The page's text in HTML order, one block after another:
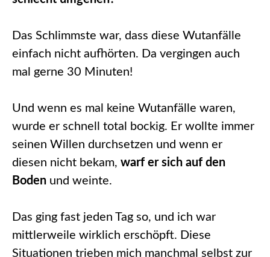
Das Schlimmste war, dass diese Wutanfälle
einfach nicht aufhörten. Da vergingen auch
mal gerne 30 Minuten!
Und wenn es mal keine Wutanfälle waren,
wurde er schnell total bockig. Er wollte immer
seinen Willen durchsetzen und wenn er
diesen nicht bekam, warf er sich auf den
Boden und weinte.
Das ging fast jeden Tag so, und ich war
mittlerweile wirklich erschöpft. Diese
Situationen trieben mich manchmal selbst zur